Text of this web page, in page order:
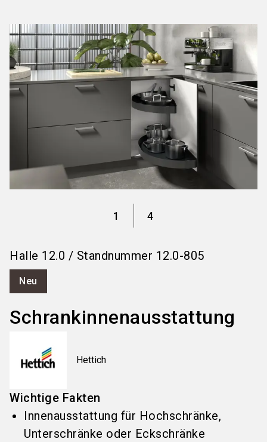
search
1 4
Halle 12.0 / Standnummer 12.0-805
Neu
Schrankinnenausstattung
Hettich
Wichtige Fakten
Innenausstattung für Hochschränke,
Unterschränke oder Eckschränke